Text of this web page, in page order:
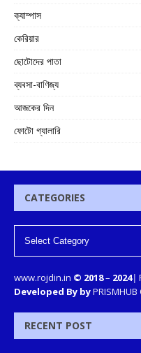
ক্যাম্পাস
কেরিয়ার
ছোটোদের পাতা
ব্যবসা-বাণিজ্য
আজকের দিন
ফোটো গ্যালারি
CATEGORIES
www.rojdin.in © 2018– 2024|
Developed By byPRISMHUB
RECENT POST